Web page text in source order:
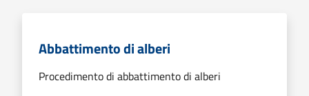
Abbattimento di alberi
Procedimento di abbattimento di alberi